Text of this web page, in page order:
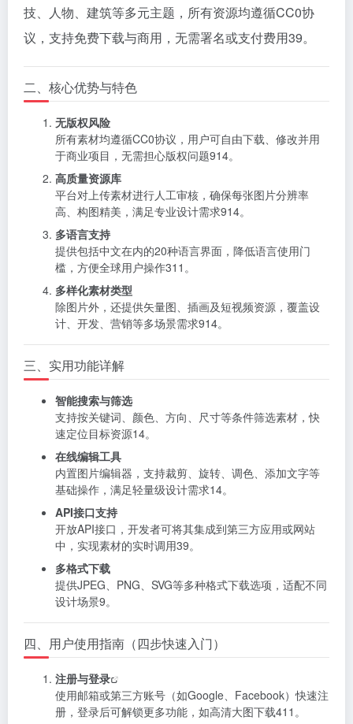
技、人物、建筑等多元主题，所有资源均遵循CC0协
议，支持免费下载与商用，无需署名或支付费用39。
二、核心优势与特色
无版权风险
所有素材均遵循CC0协议，用户可自由下载、修改并用
于商业项目，无需担心版权问题914。
高质量资源库
平台对上传素材进行人工审核，确保每张图片分辨率
高、构图精美，满足专业设计需求914。
多语言支持
提供包括中文在内的20种语言界面，降低语言使用门
槛，方便全球用户操作311 。
多样化素材类型
除图片外，还提供矢量图、插画及短视频资源，覆盖设
计、开发、营销等多场景需求914。
三、实用功能详解
智能搜索与筛选
支持按关键词、颜色、方向、尺寸等条件筛选素材，快
速定位目标资源14。
在线编辑工具
内置图片编辑器，支持裁剪、旋转、调色、添加文字等
基础操作，满足轻量级设计需求14。
API接口支持
开放API接口，开发者可将其集成到第三方应用或网站
中，实现素材的实时调用39。
多格式下载
提供JPEG、PNG、SVG等多种格式下载选项，适配不同
设计场景9。
四、用户使用指南（四步快速入门）
注册与登录
使用邮箱或第三方账号（如Google、Facebook）快速注
册，登录后可解锁更多功能，如高清大图下载411 。